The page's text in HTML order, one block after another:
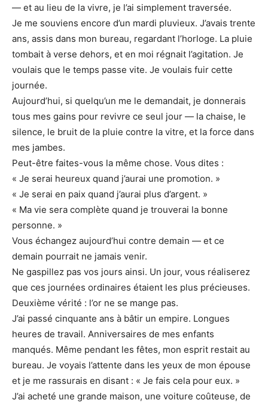
— et au lieu de la vivre, je l’ai simplement traversée.
Je me souviens encore d’un mardi pluvieux. J’avais trente
ans, assis dans mon bureau, regardant l’horloge. La pluie
tombait à verse dehors, et en moi régnait l’agitation. Je
voulais que le temps passe vite. Je voulais fuir cette
journée.
Aujourd’hui, si quelqu’un me le demandait, je donnerais
tous mes gains pour revivre ce seul jour — la chaise, le
silence, le bruit de la pluie contre la vitre, et la force dans
mes jambes.
Peut-être faites-vous la même chose. Vous dites :
« Je serai heureux quand j’aurai une promotion. »
« Je serai en paix quand j’aurai plus d’argent. »
« Ma vie sera complète quand je trouverai la bonne
personne. »
Vous échangez aujourd’hui contre demain — et ce
demain pourrait ne jamais venir.
Ne gaspillez pas vos jours ainsi. Un jour, vous réaliserez
que ces journées ordinaires étaient les plus précieuses.
Deuxième vérité : l’or ne se mange pas.
J’ai passé cinquante ans à bâtir un empire. Longues
heures de travail. Anniversaires de mes enfants
manqués. Même pendant les fêtes, mon esprit restait au
bureau. Je voyais l’attente dans les yeux de mon épouse
et je me rassurais en disant : « Je fais cela pour eux. »
J’ai acheté une grande maison, une voiture coûteuse, de